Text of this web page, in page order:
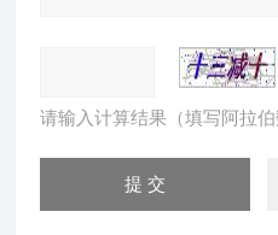
请输入计算结果（填写阿拉